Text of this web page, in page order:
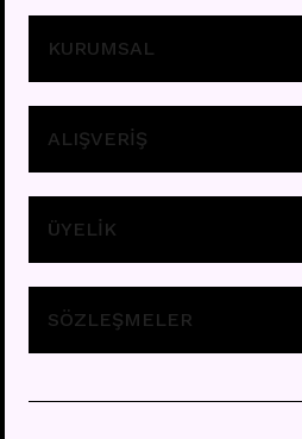
KURUMSAL
ALIŞVERİŞ
ÜYELİK
SÖZLEŞMELER